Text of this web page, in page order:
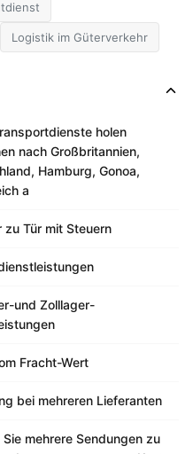
Logistik im Güterverkehr
holen
nach Großbritannien,
Hamburg, Gonoa,
a
zu Tür mit Steuern
und Zolllager-
Fracht-Wert
bei mehreren Lieferanten
Sie mehrere Sendungen zu